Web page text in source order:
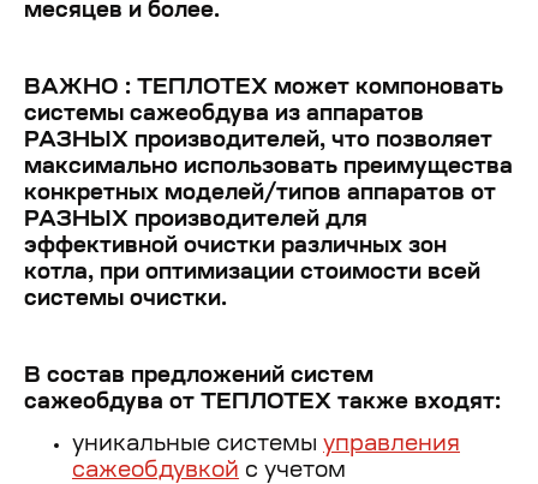
месяцев и более.
ВАЖНО : ТЕПЛОТЕХ может компоновать
системы сажеобдува из аппаратов
РАЗНЫХ производителей, что позволяет
максимально использовать преимущества
конкретных моделей/типов аппаратов от
РАЗНЫХ производителей для
эффективной очистки различных зон
котла, при оптимизации стоимости всей
системы очистки.
В состав предложений систем
сажеобдува от ТЕПЛОТЕХ также входят:
уникальные системы управления
сажеобдувкой с учетом